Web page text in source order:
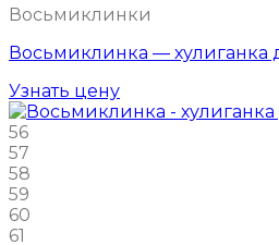
Восьмиклинки
Восьмиклинка — хулиганка
Узнать цену
56
57
58
59
60
61